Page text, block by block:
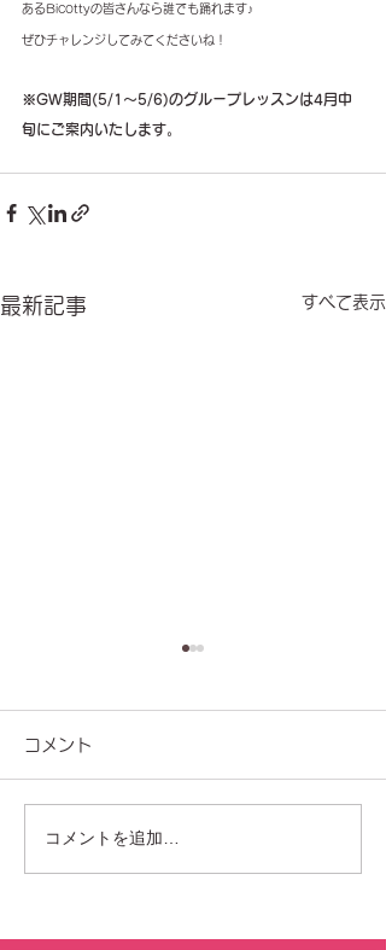
あるBicottyの皆さんなら誰でも踊れます♪
ぜひチャレンジしてみてくださいね！
※GW期間(5/1〜5/6)のグループレッスンは4月中
旬にご案内いたします。
最新記事 すべて表示
Bicotty７月度レッスンス
コメント
コメントを追加…